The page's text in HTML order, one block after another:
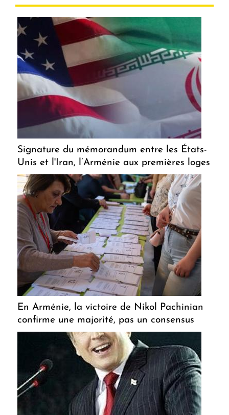
Signature du mémorandum entre les États-
Unis et l'Iran, l’Arménie aux premières loges
En Arménie, la victoire de Nikol Pachinian
confirme une majorité, pas un consensus